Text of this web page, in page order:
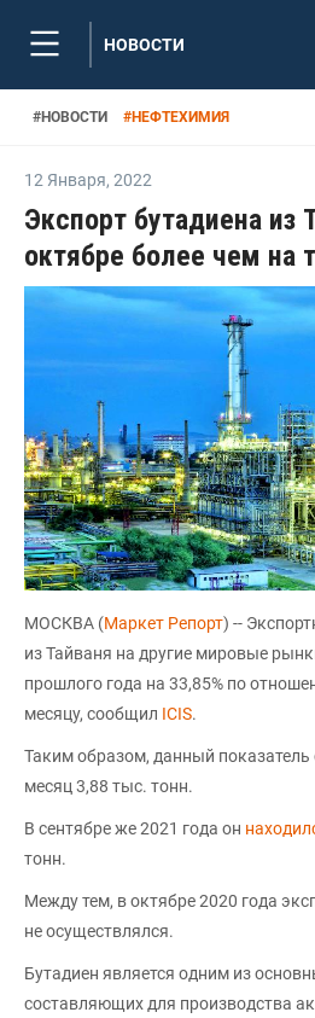
НОВОСТИ
#НОВОСТИ #НЕФТЕХИМИЯ
12 Января, 2022
Экспорт бутадиена из
октябре более чем на
МОСКВА (Маркет Репорт) --
из Тайваня на другие мировые
прошлого года на 33,85% по
месяцу, сообщил ICIS.
Таким образом, данный показатель
месяц 3,88 тыс. тонн.
В сентябре же 2021 года он
тонн.
Между тем, в октябре 2020 года
не осуществлялся.
Бутадиен является одним из
составляющих для производства